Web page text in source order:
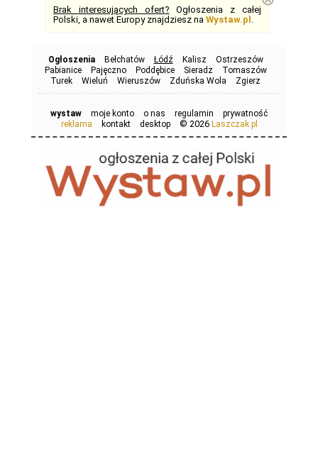
Brak interesujących ofert? Ogłoszenia z całej
Polski, a nawet Europy znajdziesz na Wystaw.pl .
Ogłoszenia Bełchatów Łódź Kalisz
Ostrzeszów
Pabianice
Pajęczno Poddębice Sieradz
Tomaszów
Turek
Wieluń Wieruszów Zduńska Wola Zgierz
wystaw moje konto o nas regulamin
prywatność
reklama
kontakt desktop © 2026 Laszczak.pl